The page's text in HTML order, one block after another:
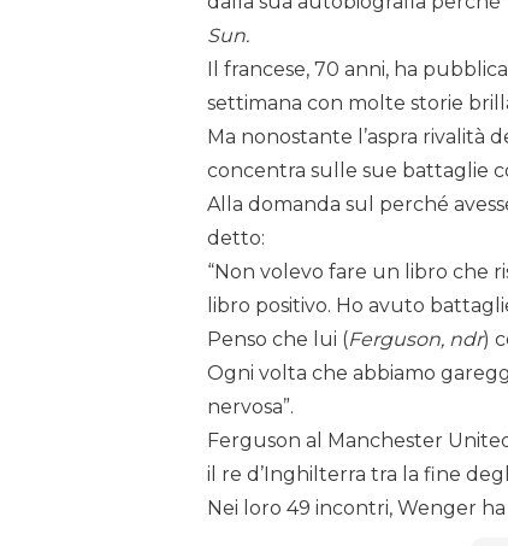
Sun.
Il francese, 70 anni, ha
settimana con molte storie
Ma nonostante l’aspra rivalità
concentra sulle sue battaglie
Alla domanda sul perché
detto:
“Non volevo fare un libro che
libro positivo. Ho avuto
Penso che lui (Ferguson, ndr)
Ogni volta che abbiamo
nervosa”.
Ferguson al Manchester
il re d’Inghilterra tra la fine
Nei loro 49 incontri, Wenger ha